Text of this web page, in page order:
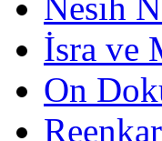
İsra ve
On